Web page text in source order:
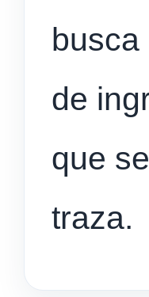
de
que
traza.